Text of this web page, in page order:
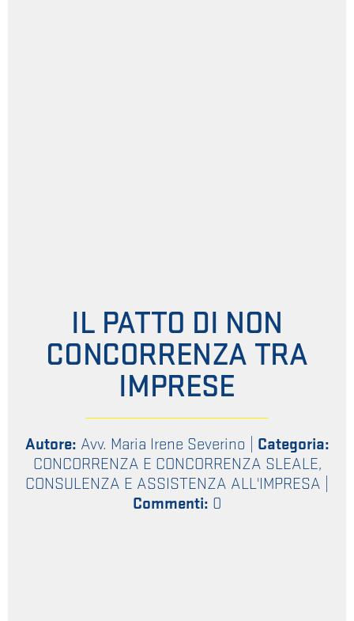
IL PATTO DI NON
CONCORRENZA TRA
IMPRESE
Autore: Avv. Maria Irene Severino
Categoria:
CONCORRENZA E CONCORRENZA SLEALE,
CONSULENZA E ASSISTENZA ALL'IMPRESA
Commenti: 0